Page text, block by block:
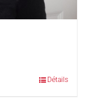
Détails